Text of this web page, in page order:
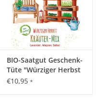
BIO-Saatgut Geschenk-
Tüte "Würziger Herbst
Kräuter Mix"
€10,95 *